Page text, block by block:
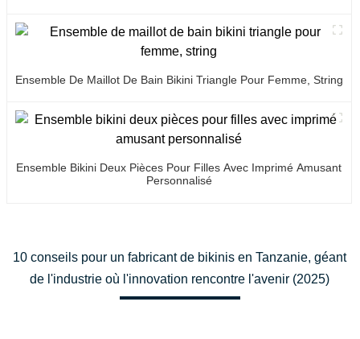
Ensemble De Maillot De Bain Bikini Triangle Pour Femme, String
Ensemble Bikini Deux Pièces Pour Filles Avec Imprimé Amusant
Personnalisé
10 conseils pour un fabricant de bikinis en Tanzanie, géant
de l'industrie où l'innovation rencontre l'avenir (2025)